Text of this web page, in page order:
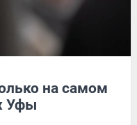
на самом
Уфы